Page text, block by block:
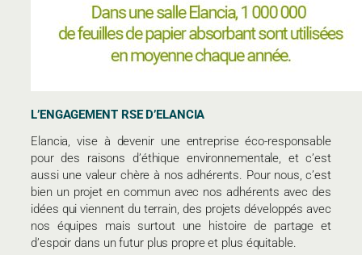
L’ENGAGEMENT RSE D’ELANCIA
Elancia, vise à devenir une entreprise éco-responsable
pour des raisons d’éthique environnementale, et c’est
aussi une valeur chère à nos adhérents. Pour nous, c’est
bien un projet en commun avec nos adhérents avec des
idées qui viennent du terrain, des projets développés avec
nos équipes mais surtout une histoire de partage et
d’espoir dans un futur plus propre et plus équitable.